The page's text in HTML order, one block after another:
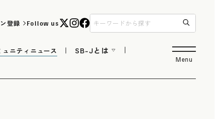
登録 Follow us
ュニティニュース SB-Jとは
Menu